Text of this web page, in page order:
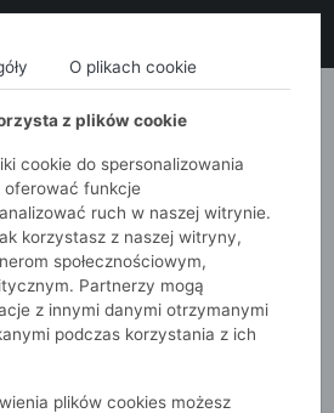
QUIOSQUE
2-7 lat
miś 2-pak
O plikach cookie
z plików cookie
cookie do spersonalizowania
oferować funkcje
ruch w naszej witrynie.
korzystasz z naszej witryny,
społecznościowym,
Partnerzy mogą
z innymi danymi otrzymanymi
podczas korzystania z ich
plików cookies możesz